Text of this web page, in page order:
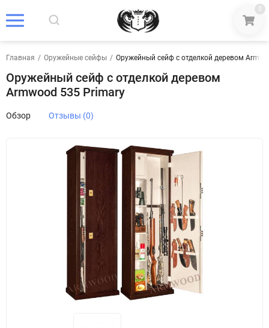
0
Главная / Оружейные сейфы / Оружейный сейф с отделкой деревом
Оружейный сейф с отделкой деревом
Armwood 535 Primary
Обзор Отзывы (0)